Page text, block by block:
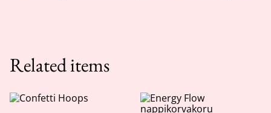
Related items